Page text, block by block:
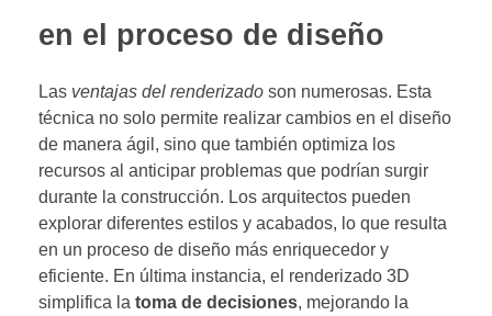
en el proceso de diseño
Las ventajas del renderizado son numerosas. Esta
técnica no solo permite realizar cambios en el diseño
de manera ágil, sino que también optimiza los
recursos al anticipar problemas que podrían surgir
durante la construcción. Los arquitectos pueden
explorar diferentes estilos y acabados, lo que resulta
en un proceso de diseño más enriquecedor y
eficiente. En última instancia, el renderizado 3D
simplifica la toma de decisiones, mejorando la